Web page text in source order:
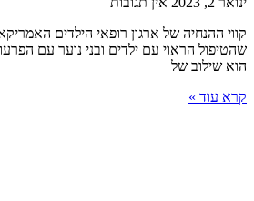
קווי ההנחיה של ארגון רופאי הילדים
שהטיפול הראוי עם ילדים ובני נוער עם
הוא שילוב של
קרא עוד »